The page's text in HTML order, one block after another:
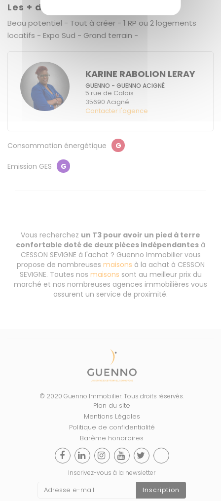
Les + du bien
Beau potentiel - Tout à créer - 1 RP ou 2 logements
locatifs - Expo Sud - Grand terrain -
KARINE RABOLION LERAY
GUENNO - GUENNO ACIGNÉ
5 rue de Calais
35690 Acigné
Contacter l'agence
Consommation énergétique G
Emission GES G
Vous recherchez un T3 pour avoir un pied à terre
confortable doté de deux pièces indépendantes à
CESSON SEVIGNE à l'achat ? Guenno Immobilier vous
propose de nombreuses maisons à la achat à CESSON
SEVIGNE. Toutes nos maisons sont au meilleur prix du
marché et nos nombreuses agences immobilières vous
assurent un service de proximité.
© 2020 Guenno Immobilier. Tous droits réservés.
Plan du site
Mentions Légales
Politique de confidentialité
Barème honoraires
Inscrivez-vous à la newsletter
Inscription